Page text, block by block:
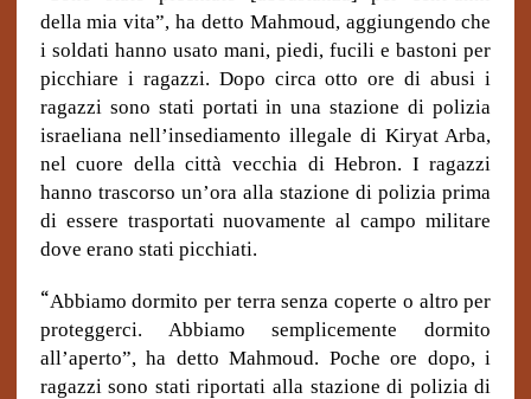
della mia vita”, ha detto Mahmoud, aggiungendo che
i soldati hanno usato mani, piedi, fucili e bastoni per
picchiare i ragazzi. Dopo circa otto ore di abusi i
ragazzi sono stati portati in una stazione di polizia
israeliana nell’insediamento illegale di Kiryat Arba,
nel cuore della città vecchia di Hebron. I ragazzi
hanno trascorso un’ora alla stazione di polizia prima
di essere trasportati nuovamente al campo militare
dove erano stati picchiati.
“Abbiamo dormito per terra senza coperte o altro per
proteggerci. Abbiamo semplicemente dormito
all’aperto”, ha detto Mahmoud. Poche ore dopo, i
ragazzi sono stati riportati alla stazione di polizia di